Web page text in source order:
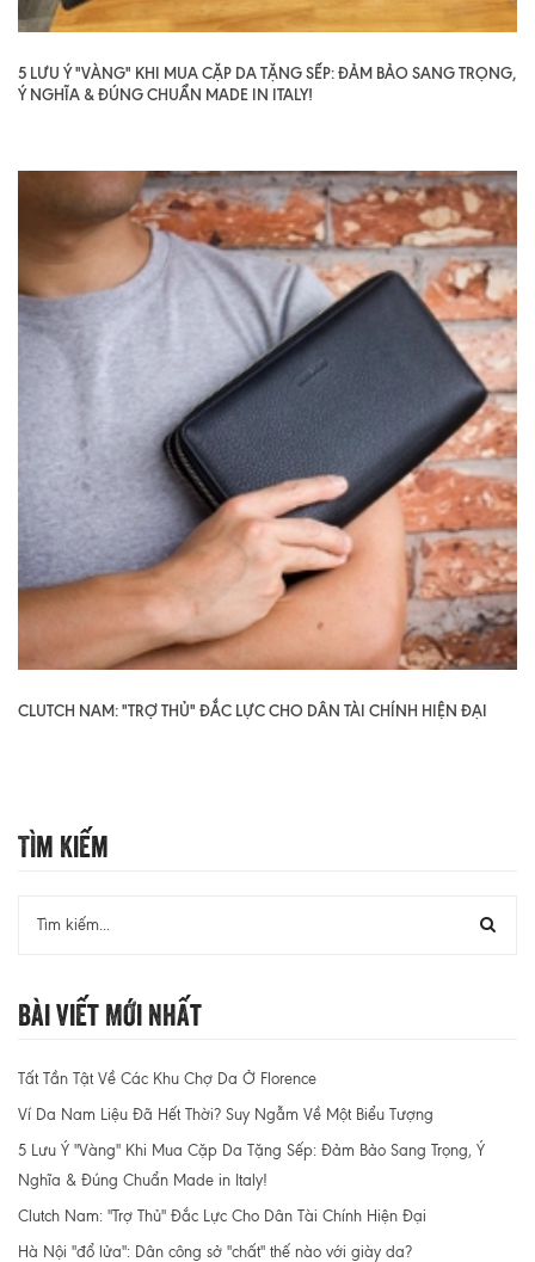
5 LƯU Ý "VÀNG" KHI MUA CẶP DA TẶNG SẾP: ĐẢM BẢO SANG TRỌNG,
Ý NGHĨA & ĐÚNG CHUẨN MADE IN ITALY!
CLUTCH NAM: "TRỢ THỦ" ĐẮC LỰC CHO DÂN TÀI CHÍNH HIỆN ĐẠI
Tìm Kiếm
Bài Viết Mới Nhất
Tất Tần Tật Về Các Khu Chợ Da Ở Florence
Ví Da Nam Liệu Đã Hết Thời? Suy Ngẫm Về Một Biểu Tượng
5 Lưu Ý "Vàng" Khi Mua Cặp Da Tặng Sếp: Đảm Bảo Sang Trọng, Ý
Nghĩa & Đúng Chuẩn Made in Italy!
Clutch Nam: "Trợ Thủ" Đắc Lực Cho Dân Tài Chính Hiện Đại
Hà Nội "đổ lửa": Dân công sở "chất" thế nào với giày da?